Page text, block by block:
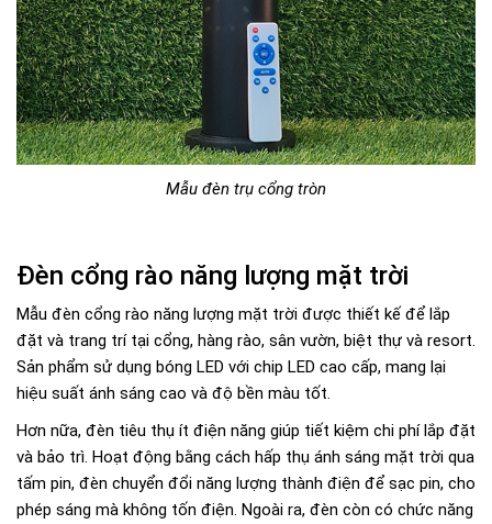
Mẫu đèn trụ cổng tròn
Đèn cổng rào năng lượng mặt trời
Mẫu đèn cổng rào năng lượng mặt trời được thiết kế để lắp
đặt và trang trí tại cổng, hàng rào, sân vườn, biệt thự và resort.
Sản phẩm sử dụng bóng LED với chip LED cao cấp, mang lại
hiệu suất ánh sáng cao và độ bền màu tốt.
Hơn nữa, đèn tiêu thụ ít điện năng giúp tiết kiệm chi phí lắp đặt
và bảo trì. Hoạt động bằng cách hấp thụ ánh sáng mặt trời qua
tấm pin, đèn chuyển đổi năng lượng thành điện để sạc pin, cho
phép sáng mà không tốn điện. Ngoài ra, đèn còn có chức năng